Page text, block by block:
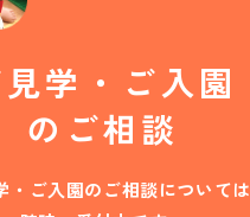
見学・ご入園
のご相談
・ご入園のご相談については